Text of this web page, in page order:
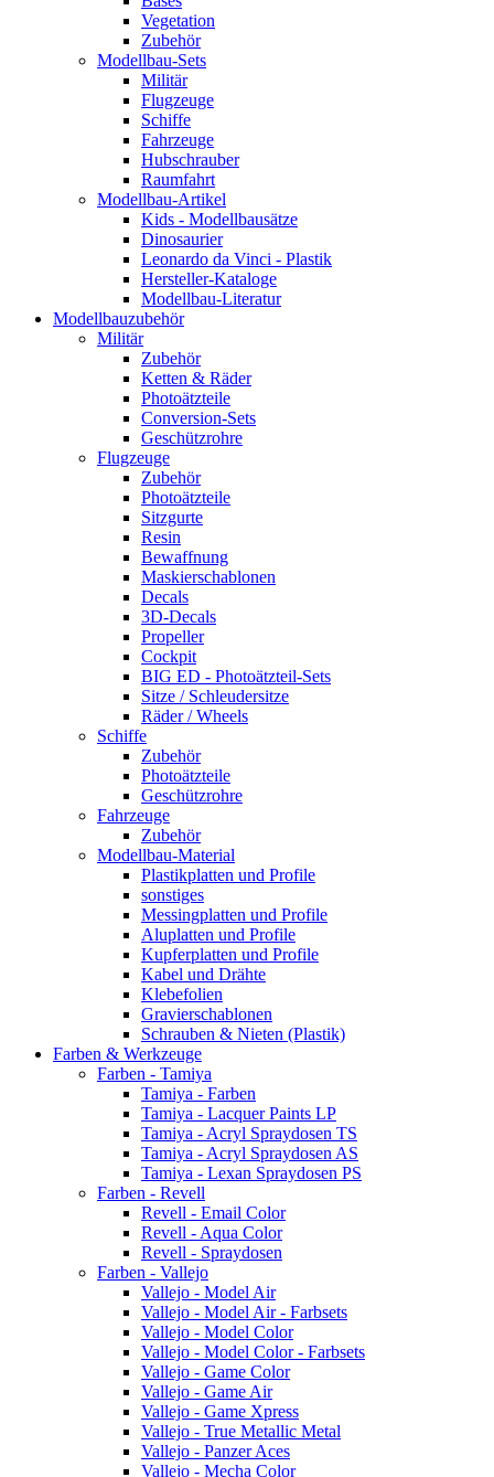
Vegetation
Zubehör
Modellbau-Sets
Militär
Flugzeuge
Schiffe
Fahrzeuge
Hubschrauber
Raumfahrt
Modellbau-Artikel
Kids - Modellbausätze
Dinosaurier
Leonardo da Vinci - Plastik
Hersteller-Kataloge
Modellbau-Literatur
Modellbauzubehör
Militär
Zubehör
Ketten & Räder
Photoätzteile
Conversion-Sets
Geschützrohre
Flugzeuge
Zubehör
Photoätzteile
Sitzgurte
Resin
Bewaffnung
Maskierschablonen
Decals
3D-Decals
Propeller
Cockpit
BIG ED - Photoätzteil-Sets
Sitze / Schleudersitze
Räder / Wheels
Schiffe
Zubehör
Photoätzteile
Geschützrohre
Fahrzeuge
Zubehör
Modellbau-Material
Plastikplatten und Profile
sonstiges
Messingplatten und Profile
Aluplatten und Profile
Kupferplatten und Profile
Kabel und Drähte
Klebefolien
Gravierschablonen
Schrauben & Nieten (Plastik)
Farben & Werkzeuge
Farben - Tamiya
Tamiya - Farben
Tamiya - Lacquer Paints LP
Tamiya - Acryl Spraydosen TS
Tamiya - Acryl Spraydosen AS
Tamiya - Lexan Spraydosen PS
Farben - Revell
Revell - Email Color
Revell - Aqua Color
Revell - Spraydosen
Farben - Vallejo
Vallejo - Model Air
Vallejo - Model Air - Farbsets
Vallejo - Model Color
Vallejo - Model Color - Farbsets
Vallejo - Game Color
Vallejo - Game Air
Vallejo - Game Xpress
Vallejo - True Metallic Metal
Vallejo - Panzer Aces
Vallejo - Mecha Color